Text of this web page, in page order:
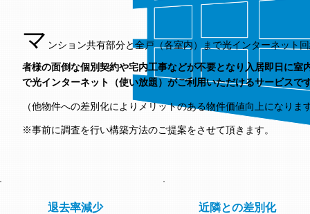
マ ンション共有部分と全戸（各室内）まで光インターネット
者様の面倒な個別契約や宅内工事などが不要となり入居即日に
で光インターネット（使い放題）がご利用いただけるサービスで
（他物件への差別化によりメリットのある物件価値向上になりま
※事前に調査を行い構築方法のご提案をさせて頂きます。
退去率減少 近隣との差別化